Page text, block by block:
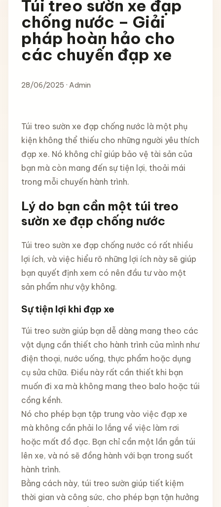
Túi treo sườn xe đạp
chống nước – Giải
pháp hoàn hảo cho
các chuyến đạp xe
28/06/2025 · Admin
Túi treo sườn xe đạp chống nước là một phụ
kiện không thể thiếu cho những người yêu thích
đạp xe. Nó không chỉ giúp bảo vệ tài sản của
bạn mà còn mang đến sự tiện lợi, thoải mái
trong mỗi chuyến hành trình.
Lý do bạn cần một túi treo
sườn xe đạp chống nước
Túi treo sườn xe đạp chống nước có rất nhiều
lợi ích, và việc hiểu rõ những lợi ích này sẽ giúp
bạn quyết định xem có nên đầu tư vào một
sản phẩm như vậy không.
Sự tiện lợi khi đạp xe
Túi treo sườn giúp bạn dễ dàng mang theo các
vật dụng cần thiết cho hành trình của mình như
điện thoại, nước uống, thực phẩm hoặc dụng
cụ sửa chữa. Điều này rất cần thiết khi bạn
muốn đi xa mà không mang theo balo hoặc túi
cồng kềnh.
Nó cho phép bạn tập trung vào việc đạp xe
mà không cần phải lo lắng về việc làm rơi
hoặc mất đồ đạc. Bạn chỉ cần một lần gắn túi
lên xe, và nó sẽ đồng hành với bạn trong suốt
hành trình.
Bằng cách này, túi treo sườn giúp tiết kiệm
thời gian và công sức, cho phép bạn tận hưởng